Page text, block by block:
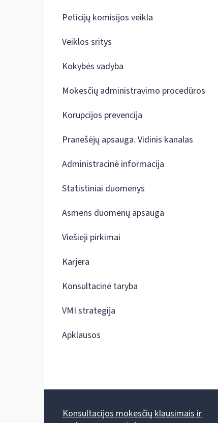
Peticijų komisijos veikla
Veiklos sritys
Kokybės vadyba
Mokesčių administravimo procedūros
Korupcijos prevencija
Pranešėjų apsauga. Vidinis kanalas
Administracinė informacija
Statistiniai duomenys
Asmens duomenų apsauga
Viešieji pirkimai
Karjera
Konsultacinė taryba
VMI strategija
Apklausos
Konsultacijos mokesčių klausimais ir